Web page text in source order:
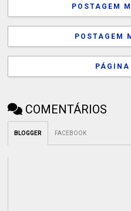
POSTAGEM
POSTAGEM
COMENTÁRIOS
BLOGGER FACEBOOK